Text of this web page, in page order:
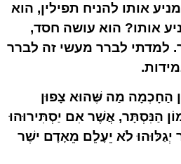
אותו להניח תפילין, הוא
אותו? הוא עושה חסד,
למדתי לברר מעשי זה לברר
הַחָכְמָה מַה שֶּׁהוּא צָפוּן
הַנִּסְתָּר, אֲשֶׁר אִם יַסְתִּירוּהוּ
יְגַלּוּהוּ לֹא יֵעָלֵם מֵאָדָם ישֶׁר